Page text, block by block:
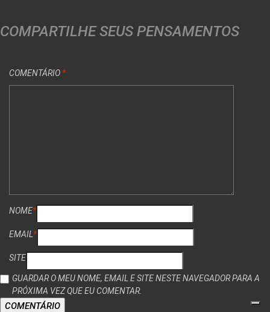
COMPARTILHE SEUS PENSAMENTOS
COMENTÁRIO *
NOME*
EMAIL *
SITE
GUARDAR O MEU NOME, EMAIL E SITE NESTE NAVEGADOR PARA A
PRÓXIMA VEZ QUE EU COMENTAR.